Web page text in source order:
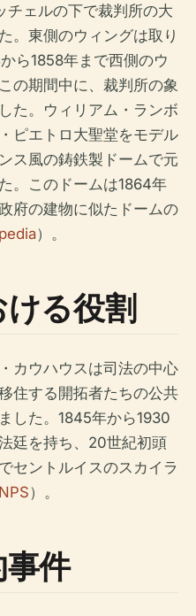
チェルの下で裁判所の大
。東側のウィングは取り
ら1858年まで西側のウ
の期間中に、裁判所の象
た。ウィリアム・ランボ
ピエトロ大聖堂をモデル
ス風の鋳鉄製ドームで元
。このドームは1864年
府の建物に似たドームの
）。
る役割
カウハウスは司法の中心
住する開拓者たちの公共
した。1845年から1930
廷を持ち、20世紀初頭
セントルイスのスカイラ
NPS）。
件